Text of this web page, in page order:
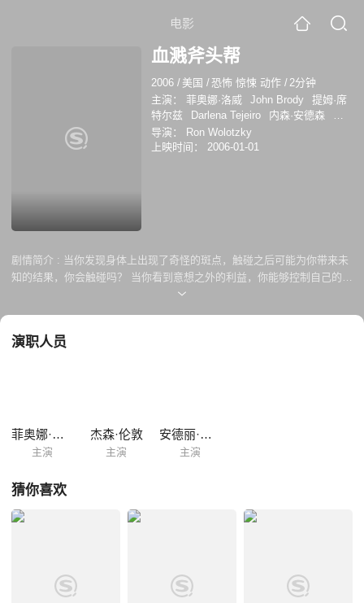
电影
血溅斧头帮
2006 / 美国 /恐怖 惊悚 动作 /2分钟
主演：
菲奥娜·洛威 John Brody
提姆·席
特尔兹
Darlena Tejeiro 内森·安德森
杰
森·伦敦
安德丽·博加特
导演：
Ron Wolotzky
上映时间：
2006-01-01
剧情简介 : 当你发现身体上出现了奇怪的斑点，触碰之后可能为你带来未
知的结果，你会触碰吗？ 当你看到意想之外的利益，你能够控制自己的欲
望吗？ 当伤害和利益共存时，究竟孰轻孰重，金钱还是死亡，只有自己知
演职人员
菲奥娜·洛威
主演
杰森·伦敦
主演
安德丽·博加特
主演
猜你喜欢